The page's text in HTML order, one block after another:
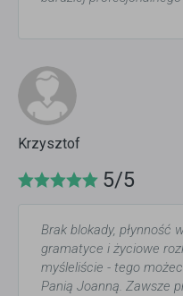
Krzysztof
5/5
Brak blokady, płynność
gramatyce i życiowe
myśleliście - tego
Panią Joanną. Zawsze